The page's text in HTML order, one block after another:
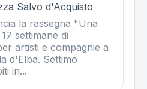
Salvo d'Acquisto
la rassegna "Una
settimane di
artisti e compagnie a
d'Elba. Settimo
in...